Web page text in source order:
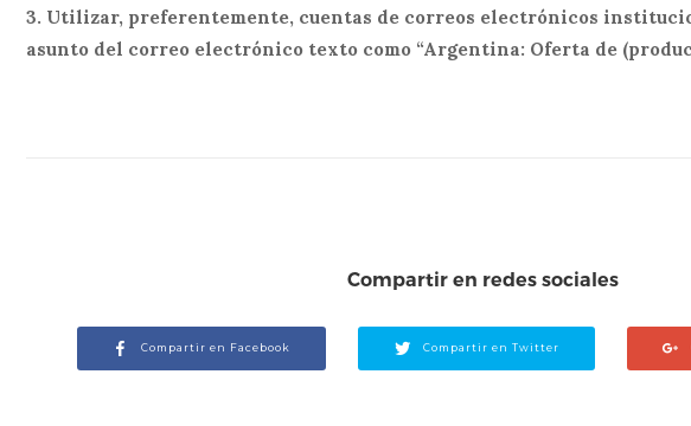
3. Utilizar, preferentemente, cuentas de correos electrónicos
asunto del correo electrónico texto como “Argentina: Oferta de
Compartir en redes sociales
Compartir en Facebook Compartir en Twitter